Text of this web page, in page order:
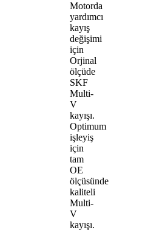
Motorda
yardımcı
kayış
değişimi
için
Orjinal
ölçüde
SKF
Multi-
V
kayışı.
Optimum
işleyiş
için
tam
OE
ölçüsünde
kaliteli
Multi-
V
kayışı.